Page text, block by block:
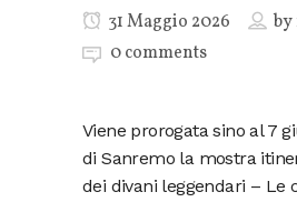
31 Maggio 2026 by
0 comments
Viene prorogata sino al 7
di Sanremo la mostra
dei divani leggendari – Le